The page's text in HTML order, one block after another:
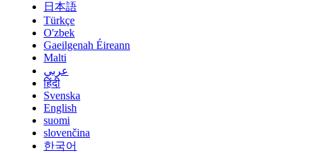
日本語
Türkçe
O'zbek
Gaeilgenah Éireann
Malti
عربي
हिंदी
Svenska
English
suomi
slovenčina
한국어